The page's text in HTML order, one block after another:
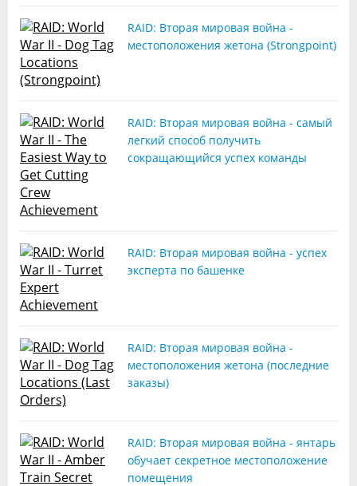
RAID: Вторая мировая война -
местоположения жетона (Strongpoint)
RAID: Вторая мировая война - самый
легкий способ получить
сокращающийся успех команды
RAID: Вторая мировая война - успех
эксперта по башенке
RAID: Вторая мировая война -
местоположения жетона (последние
заказы)
RAID: Вторая мировая война - янтарь
обучает секретное местоположение
помещения